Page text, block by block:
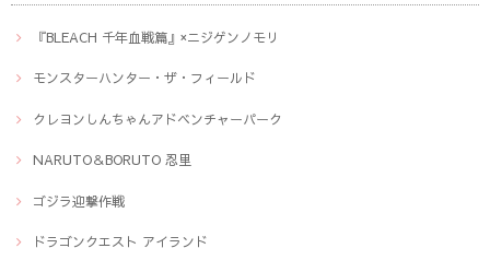
『BLEACH 千年血戦篇』×ニジゲンノモリ
モンスターハンター・ザ・フィールド
クレヨンしんちゃんアドベンチャーパーク
NARUTO＆BORUTO 忍里
ゴジラ迎撃作戦
ドラゴンクエスト アイランド